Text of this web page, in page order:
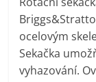
ocelovým
Sekačka
vyhazování.